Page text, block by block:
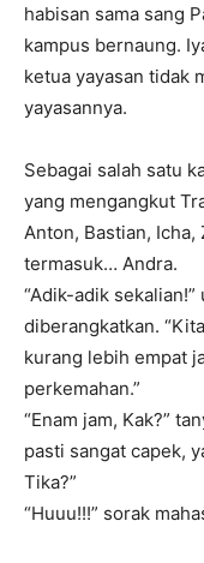
habisan sama sang
kampus bernaung.
ketua yayasan tidak
yayasannya.
Sebagai salah satu
yang mengangkut
Anton, Bastian,
termasuk… Andra.
“Adik-adik
diberangkatkan.
kurang lebih empat
perkemahan.”
“Enam jam, Kak?”
pasti sangat capek,
Tika?”
“Huuu!!!” sorak